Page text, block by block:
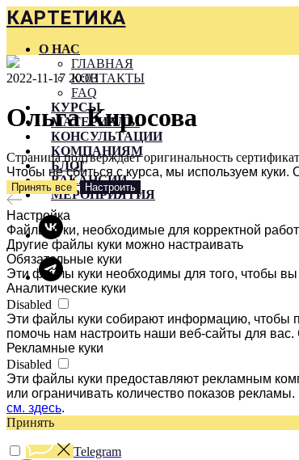
КАРТЕТИКА
О НАС
ГЛАВНАЯ
КОНТАКТЫ
FAQ
КУРСЫ
МАТЕРИАЛЫ
КОНСУЛЬТАЦИИ
КОМПАНИЯМ
БЛОГ
ВАКАНСИИ
МЕРОПРИЯТИЯ
2022-11-17 20:03
Ольга Киросова
Страница подтверждает оригинальность
Чтобы не сбиться с курса, мы используем
Принять все Настроить
Настройка
Файлы куки, необходимые для корректной
Другие файлы куки можно настраивать
Обязательные куки
Эти файлы куки необходимы для того, чтобы
Аналитические куки
Disabled
Эти файлы куки собирают информацию, чтобы
помочь нам настроить наши веб-сайты для
Рекламные куки
Disabled
Эти файлы куки предоставляют рекламным
или ограничивать количество показов
см. здесь.
Принять
Telegram